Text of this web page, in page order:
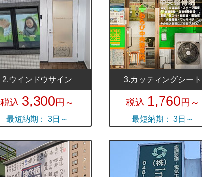
2.ウインドウサイン
税込 3,300円～
最短納期： 3日～
3.カッティングシート
税込 1,760円～
最短納期： 3日～